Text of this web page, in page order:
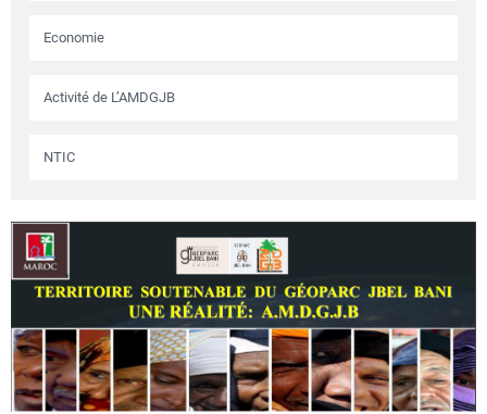
Economie
Activité de L’AMDGJB
NTIC